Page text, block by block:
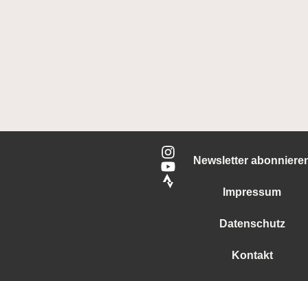
Newsletter
Impressum
Datenschutz
Kontakt